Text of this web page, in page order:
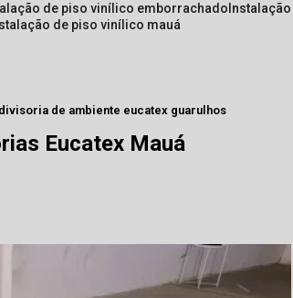
de piso vinílico emborrachado
de piso vinílico mauá
de ambiente eucatex guarulhos
Eucatex Mauá